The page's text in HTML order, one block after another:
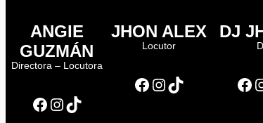
ANGIE
GUZMÁN
Directora – Locutora
Facebook Instagram TikTok
JHON ALEX
Locutor
Facebook Instagram TikTok
DJ
Facebook